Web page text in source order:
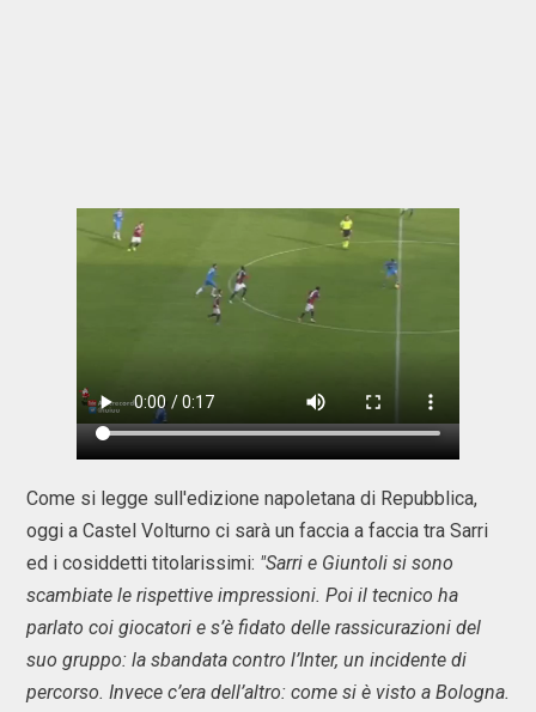
Come si legge sull'edizione napoletana di Repubblica,
oggi a Castel Volturno ci sarà un faccia a faccia tra Sarri
ed i cosiddetti titolarissimi: "Sarri e Giuntoli si sono
scambiate le rispettive impressioni. Poi il tecnico ha
parlato coi giocatori e s’è fidato delle rassicurazioni del
suo gruppo: la sbandata contro l’Inter, un incidente di
percorso. Invece c’era dell’altro: come si è visto a Bologna.